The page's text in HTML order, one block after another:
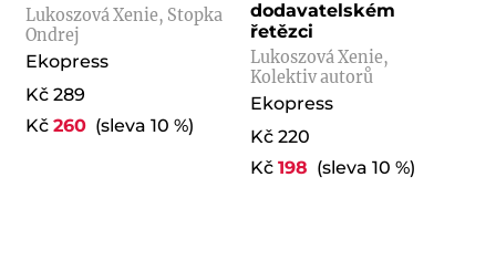
Lukoszová Xenie, Stopka
Ondrej
Ekopress
Kč 289
Kč 260(sleva 10 %)
dodavatelském
řetězci
Lukoszová Xenie,
Kolektiv autorů
Ekopress
Kč 220
Kč 198 (sleva 10 %)